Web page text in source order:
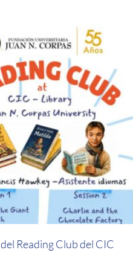
Reading Club del CIC